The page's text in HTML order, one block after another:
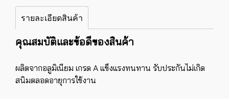
รายละเอียดสินค้า
คุณสมบัติและข้อดีของสินค้า
ผลิตจากอลูมิเนียม เกรด A แข็งแรงทนทาน รับประกันไม่เกิด
สนิมตลอดอายุการใช้งาน